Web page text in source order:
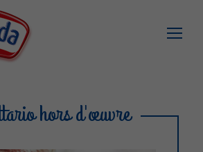
hors d'œuvre